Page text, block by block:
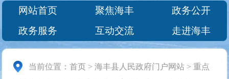
网站首页 聚焦海丰
政务公开
政务服务
互动交流 走进海丰
当前位置：首页 >海丰县人民政府门户网站 >重点